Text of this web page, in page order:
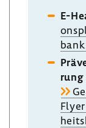
E-​